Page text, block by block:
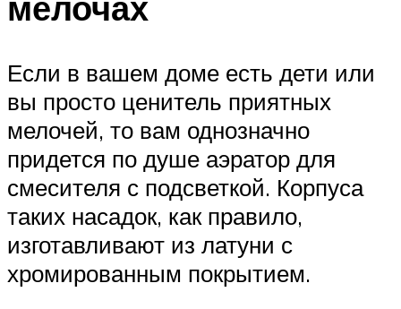
Если в вашем доме есть дети или
вы просто ценитель приятных
мелочей, то вам однозначно
придется по душе аэратор для
смесителя с подсветкой. Корпуса
таких насадок, как правило,
изготавливают из латуни с
хромированным покрытием.